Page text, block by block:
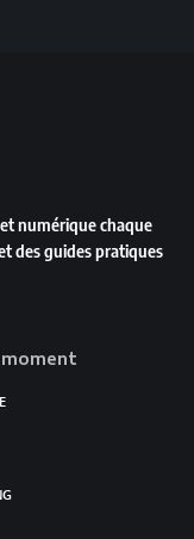
numérique chaque
des guides pratiques
moment